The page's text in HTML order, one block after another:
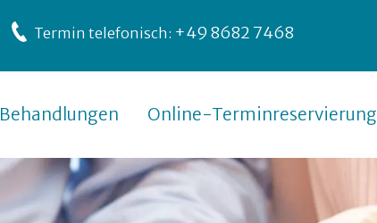
Termin telefonisch: +49 8682 7468
Behandlungen Online-Terminreservierung